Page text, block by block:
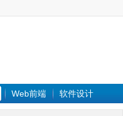
Web前端 软件设计